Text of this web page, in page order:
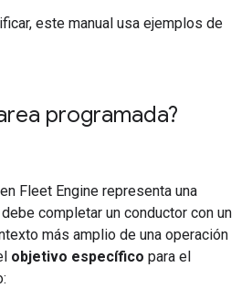
este manual usa ejemplos de
programada?
Fleet Engine representa una
completar un conductor con un
más amplio de una operación
objetivo específico para el